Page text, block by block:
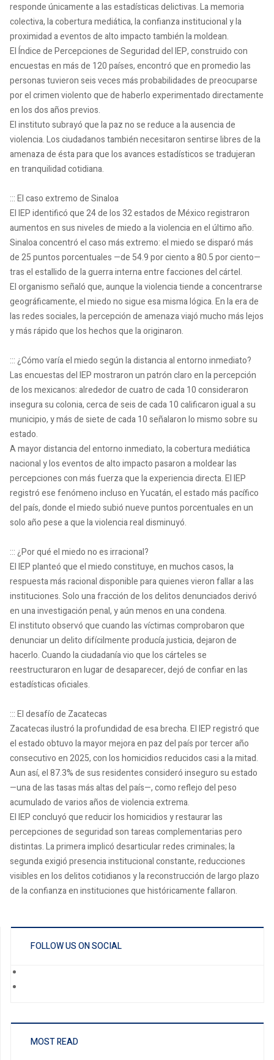
responde únicamente a las estadísticas delictivas. La memoria
colectiva, la cobertura mediática, la confianza institucional y la
proximidad a eventos de alto impacto también la moldean.
El Índice de Percepciones de Seguridad del IEP, construido con
encuestas en más de 120 países, encontró que en promedio las
personas tuvieron seis veces más probabilidades de preocuparse
por el crimen violento que de haberlo experimentado directamente
en los dos años previos.
El instituto subrayó que la paz no se reduce a la ausencia de
violencia. Los ciudadanos también necesitaron sentirse libres de la
amenaza de ésta para que los avances estadísticos se tradujeran
en tranquilidad cotidiana.
::: El caso extremo de Sinaloa
El IEP identificó que 24 de los 32 estados de México registraron
aumentos en sus niveles de miedo a la violencia en el último año.
Sinaloa concentró el caso más extremo: el miedo se disparó más
de 25 puntos porcentuales —de 54.9 por ciento a 80.5 por ciento—
tras el estallido de la guerra interna entre facciones del cártel.
El organismo señaló que, aunque la violencia tiende a concentrarse
geográficamente, el miedo no sigue esa misma lógica. En la era de
las redes sociales, la percepción de amenaza viajó mucho más lejos
y más rápido que los hechos que la originaron.
::: ¿Cómo varía el miedo según la distancia al entorno inmediato?
Las encuestas del IEP mostraron un patrón claro en la percepción
de los mexicanos: alrededor de cuatro de cada 10 consideraron
insegura su colonia, cerca de seis de cada 10 calificaron igual a su
municipio, y más de siete de cada 10 señalaron lo mismo sobre su
estado.
A mayor distancia del entorno inmediato, la cobertura mediática
nacional y los eventos de alto impacto pasaron a moldear las
percepciones con más fuerza que la experiencia directa. El IEP
registró ese fenómeno incluso en Yucatán, el estado más pacífico
del país, donde el miedo subió nueve puntos porcentuales en un
solo año pese a que la violencia real disminuyó.
::: ¿Por qué el miedo no es irracional?
El IEP planteó que el miedo constituye, en muchos casos, la
respuesta más racional disponible para quienes vieron fallar a las
instituciones. Solo una fracción de los delitos denunciados derivó
en una investigación penal, y aún menos en una condena.
El instituto observó que cuando las víctimas comprobaron que
denunciar un delito difícilmente producía justicia, dejaron de
hacerlo. Cuando la ciudadanía vio que los cárteles se
reestructuraron en lugar de desaparecer, dejó de confiar en las
estadísticas oficiales.
::: El desafío de Zacatecas
Zacatecas ilustró la profundidad de esa brecha. El IEP registró que
el estado obtuvo la mayor mejora en paz del país por tercer año
consecutivo en 2025, con los homicidios reducidos casi a la mitad.
Aun así, el 87.3% de sus residentes consideró inseguro su estado
—una de las tasas más altas del país—, como reflejo del peso
acumulado de varios años de violencia extrema.
El IEP concluyó que reducir los homicidios y restaurar las
percepciones de seguridad son tareas complementarias pero
distintas. La primera implicó desarticular redes criminales; la
segunda exigió presencia institucional constante, reducciones
visibles en los delitos cotidianos y la reconstrucción de largo plazo
de la confianza en instituciones que históricamente fallaron.
FOLLOW US ON SOCIAL
MOST READ